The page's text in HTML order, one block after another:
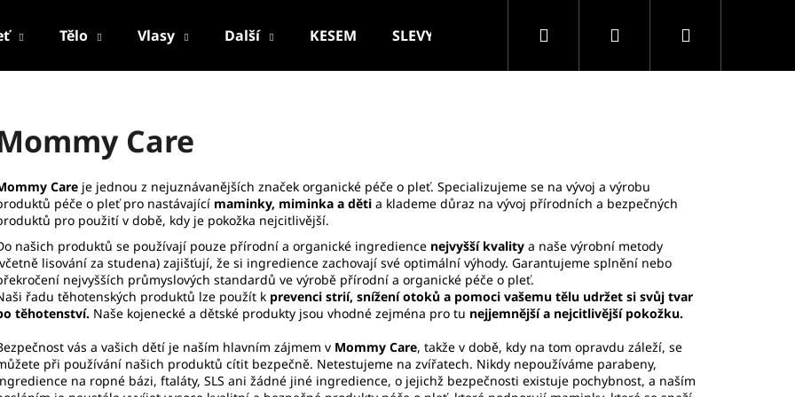
Tělo Vlasy Další KESEM SLEVY VELKOOBCHOD
Hledat PřihlášeníNákupní
Care
Care je jednou z nejuznávanějších značek organické péče o pleť. Specializujeme se na vývoj a výrobu
péče o pleť pro nastávající maminky, miminka a děti a klademe důraz na vývoj přírodních a bezpečných
pro použití v době, kdy je pokožka nejcitlivější.
našich produktů se používají pouze přírodní a organické ingredience nejvyšší kvality a naše výrobní metody
lisování za studena) zajišťují, že si ingredience zachovají své optimální výhody. Garantujeme splnění nebo
nejvyšších průmyslových standardů ve výrobě přírodní a organické péče o pleť.
řadu těhotenských produktů lze použít k prevenci strií, snížení otoků a pomoci vašemu tělu udržet si svůj tvar
těhotenství. Naše kojenecké a dětské produkty jsou vhodné zejména pro tu nejjemnější a nejcitlivější pokožku.
vás a vašich dětí je naším hlavním zájmem v Mommy Care, takže v době, kdy na tom opravdu záleží, se
při používání našich produktů cítit bezpečně. Netestujeme na zvířatech. Nikdy nepoužíváme parabeny,
na ropné bázi, ftaláty, SLS ani žádné jiné ingredience, o jejichž bezpečnosti existuje pochybnost, a naším
Doporučujeme
CESTOVNÍ MANIKÚRNÍ SADA PALSAR7 FACE-ROLLER MASÁŽNÍ